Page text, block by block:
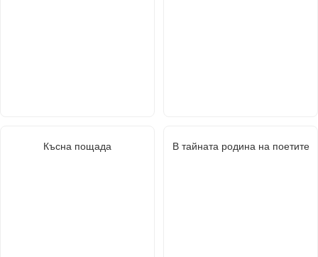
Късна пощада В тайната родина на поетите